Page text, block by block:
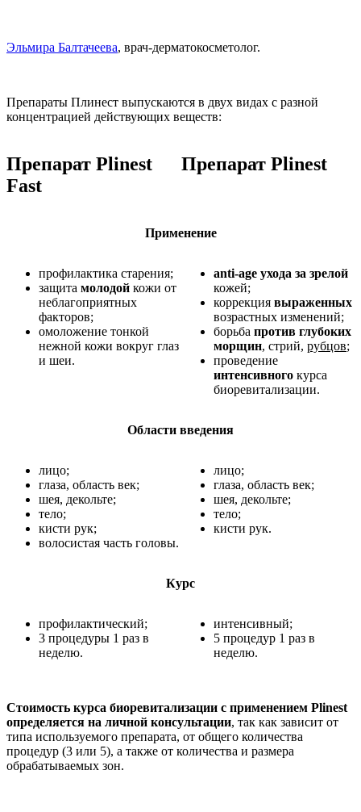
Эльмира Балтачеева, врач-дерматокосметолог.
Препараты Плинест выпускаются в двух видах с разной
концентрацией действующих веществ:
Препарат Plinest
Fast
Препарат Plinest
Применение
профилактика старения;
защита молодой кожи от
неблагоприятных
факторов;
омоложение тонкой
нежной кожи вокруг глаз
и шеи.
anti-age ухода за зрелой
кожей;
коррекция выраженных
возрастных изменений;
борьба против глубоких
морщин, стрий, рубцов;
проведение
интенсивного курса
биоревитализации.
Области введения
лицо;
глаза, область век;
шея, декольте;
тело;
кисти рук;
волосистая часть головы.
лицо;
глаза, область век;
шея, декольте;
тело;
кисти рук.
Курс
профилактический;
3 процедуры 1 раз в
неделю.
интенсивный;
5 процедур 1 раз в
неделю.
Стоимость курса биоревитализации с применением Plinest
определяется на личной консультации, так как зависит от
типа используемого препарата, от общего количества
процедур (3 или 5), а также от количества и размера
обрабатываемых зон.